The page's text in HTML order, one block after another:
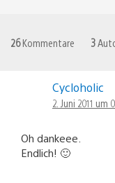
26Kommentare 3
Cycloholic
2. Juni 2011 um
Oh dankeee.
Endlich! 🙂